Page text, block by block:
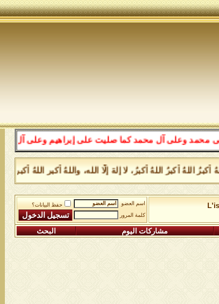
آل محمد كما صليت على إبراهيم وعلى آل إبراهيم إنك
أكبرُ اللهُ أكبرُ، لا إلهَ إلَّا الله، واللهُ أكبر اللهُ أكبر،
اسم العضو
حفظ البيانات؟
كلمة المرور
مشاركات اليوم البحث